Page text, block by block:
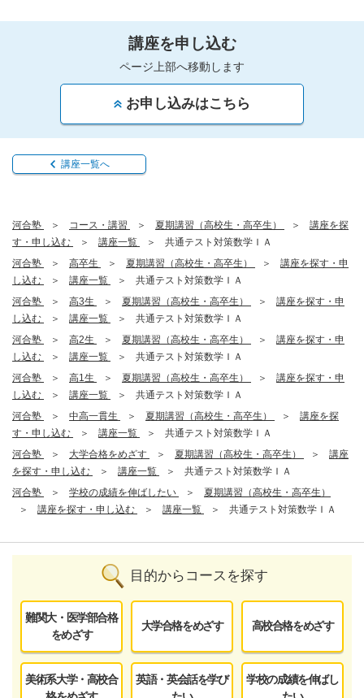
講座を申し込む
ページ上部へ移動します
お申し込みはこちら
講座一覧へ
河合塾 コース・講習 夏期講習（高校生・高卒生）
講座を探
す・申し込む
講座一覧
共通テスト対策数学ＩＡ
河合塾
高卒生 夏期講習（高校生・高卒生）
講座を探す・申
し込む
講座一覧
共通テスト対策数学ＩＡ
河合塾
高3生 夏期講習（高校生・高卒生）
講座を探す・申
し込む
講座一覧
共通テスト対策数学ＩＡ
河合塾
高2生 夏期講習（高校生・高卒生）
講座を探す・申
し込む
講座一覧
共通テスト対策数学ＩＡ
河合塾
高1生 夏期講習（高校生・高卒生）
講座を探す・申
し込む
講座一覧
共通テスト対策数学ＩＡ
河合塾
中高一貫生 夏期講習（高校生・高卒生）
講座を探
す・申し込む
講座一覧
共通テスト対策数学ＩＡ
河合塾
大学合格をめざす 夏期講習（高校生・高卒生）
講座
を探す・申し込む
講座一覧
共通テスト対策数学ＩＡ
河合塾
学校の成績を伸ばしたい
夏期講習（高校生・高卒生）
講座を探す・申し込む
講座一覧 共通テスト対策数学ＩＡ
目的からコースを探す
難関大・医学部合格
をめざす
大学合格をめざす 高校合格をめざす
美術系大学・高校合
英語・英会話を学び
学校の成績を伸ばし